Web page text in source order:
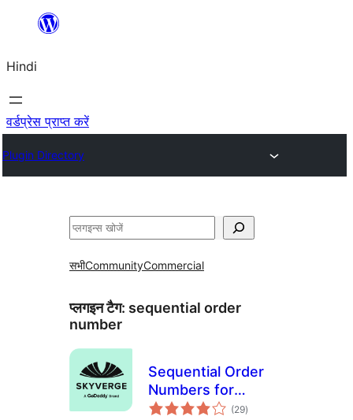
सामग्री
जाएं
Hindi
वर्डप्रेस प्राप्त करें
Plugin Directory
खोजें
सभीCommunityCommercial
प्लगइन टैग: sequential order
number
Sequential Order
Numbers for
WooCommerce
(29कुल
दर)